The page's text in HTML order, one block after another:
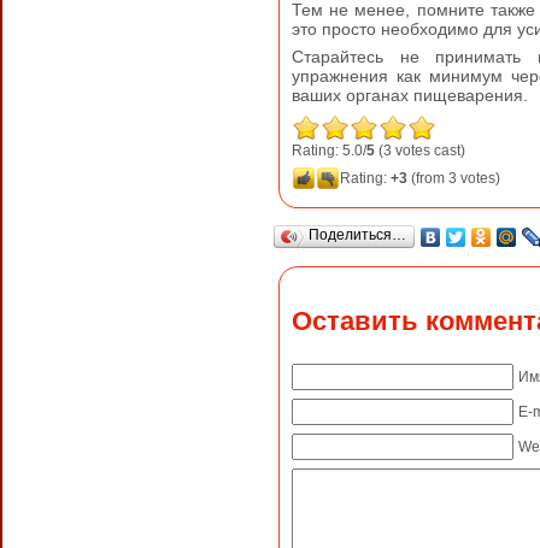
Тем не менее, помните
это просто необходимо для
Старайтесь не
упражнения как минимум
ваших органах пищеварения.
Rating: 5.0/5 (3 votes cast)
Rating: +3 (from 3 votes)
Поделиться…
Оставить
E-